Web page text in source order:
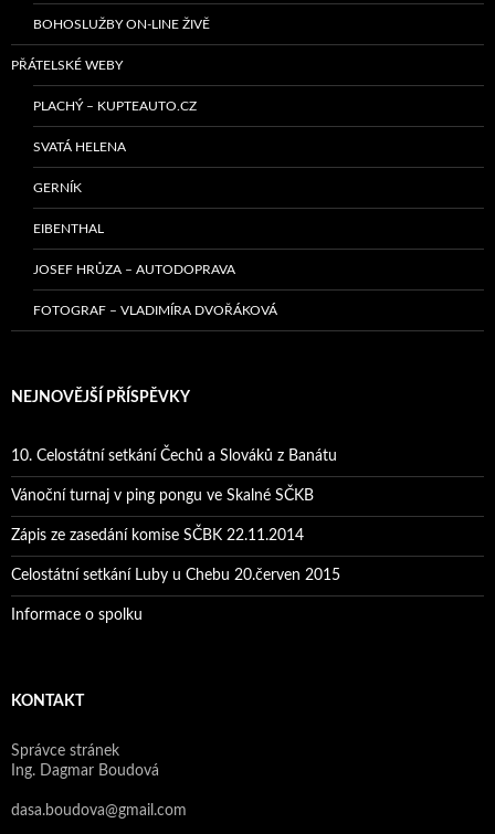
BOHOSLUŽBY ON-LINE ŽIVĚ
PŘÁTELSKÉ WEBY
PLACHÝ – KUPTEAUTO.CZ
SVATÁ HELENA
GERNÍK
EIBENTHAL
JOSEF HRŮZA – AUTODOPRAVA
FOTOGRAF – VLADIMÍRA DVOŘÁKOVÁ
NEJNOVĚJŠÍ PŘÍSPĚVKY
10. Celostátní setkání Čechů a Slováků z Banátu
Vánoční turnaj v ping pongu ve Skalné SČKB
Zápis ze zasedání komise SČBK 22.11.2014
Celostátní setkání Luby u Chebu 20.červen 2015
Informace o spolku
KONTAKT
Správce stránek
Ing. Dagmar Boudová
dasa.boudova@gmail.com